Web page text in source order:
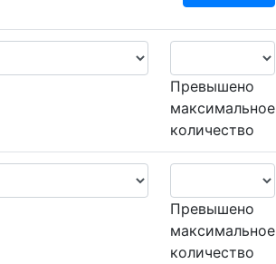
Превышено
максимальное
количество
Превышено
максимальное
количество